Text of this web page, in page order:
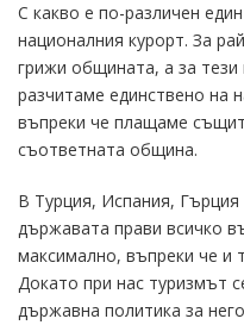
С какво е по-различен
националния курорт. За
грижи общината, а за тези
разчитаме единствено на
въпреки че плащаме
съответната община.
В Турция, Испания, Гърция
държавата прави всичко
максимално, въпреки че и
Докато при нас туризмът
държавна политика за